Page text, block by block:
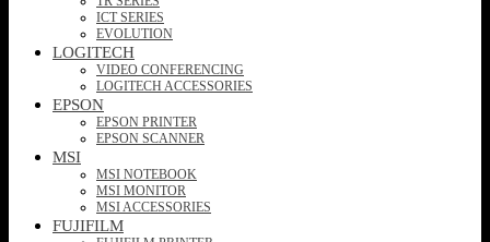
ICT SERIES
EVOLUTION
LOGITECH
VIDEO CONFERENCING
LOGITECH ACCESSORIES
EPSON
EPSON PRINTER
EPSON SCANNER
MSI
MSI NOTEBOOK
MSI MONITOR
MSI ACCESSORIES
FUJIFILM